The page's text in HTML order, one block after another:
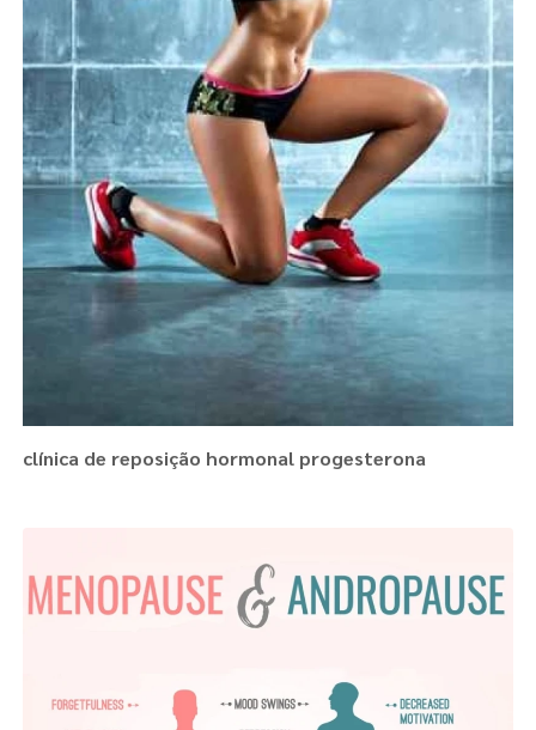
clínica de reposição hormonal progesterona